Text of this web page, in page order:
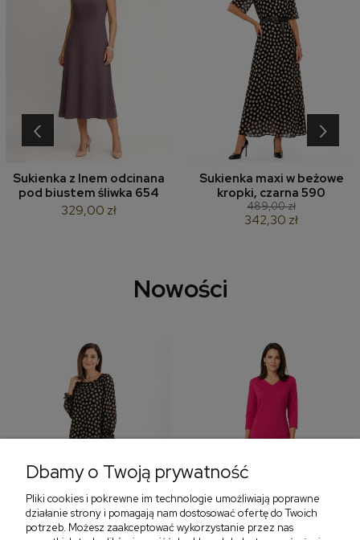
Sukienka z lnem odcinana
pod biustem śliwka 654
329,00 zł
Sukienka maxi w beżowe
kropki, czarna 590
489,00 zł
342,30 zł
‹ ›
Nowości
‹
Dbamy o Twoją prywatność
Pliki cookies i pokrewne im technologie umożliwiają poprawne
działanie strony i pomagają nam dostosować ofertę do Twoich
potrzeb. Możesz zaakceptować wykorzystanie przez nas